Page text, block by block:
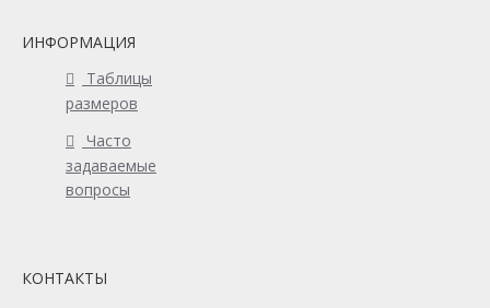
ИНФОРМАЦИЯ
Таблицы
размеров
Часто
задаваемые
вопросы
КОНТАКТЫ